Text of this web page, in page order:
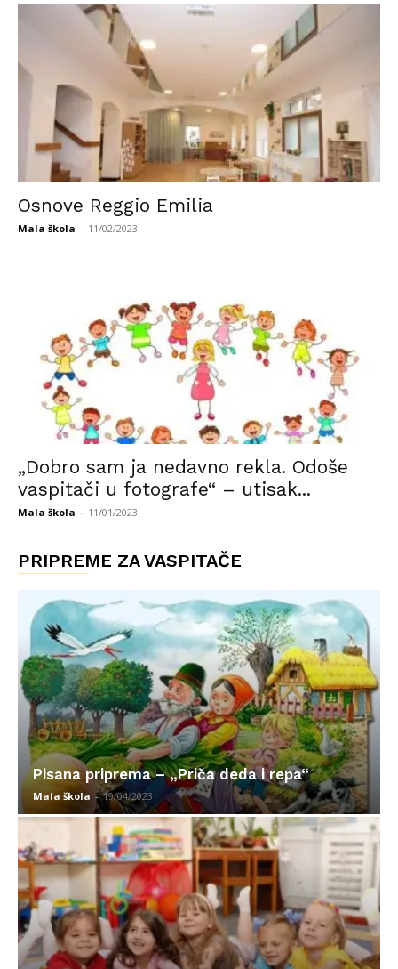
Osnove Reggio Emilia
Mala škola - 11/02/2023
„Dobro sam ja nedavno rekla. Odoše
vaspitači u fotografe“ – utisak...
Mala škola - 11/01/2023
PRIPREME ZA VASPITAČE
Pisana priprema – „Priča deda i repa“
Mala škola - 19/04/2023